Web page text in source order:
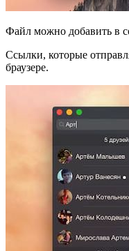
Файл можно добавить в
Ссылки, которые
браузере.